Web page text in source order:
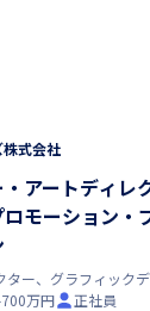
株式会社
・アートディレ
モーション・
ター、グラフィック
万円
正社員